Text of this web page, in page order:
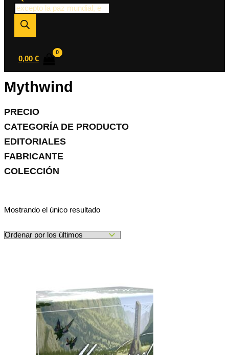
Búsqueda
de
productos
0,00 €
Mythwind
PRECIO
CATEGORÍA DE PRODUCTO
EDITORIALES
FABRICANTE
COLECCIÓN
Mostrando el único resultado